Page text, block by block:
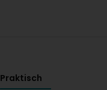
Praktisch